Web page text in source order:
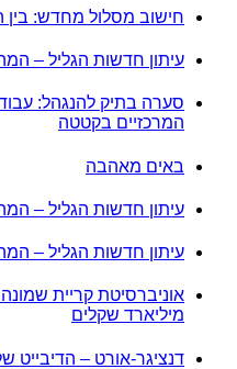
חישוב מסלול מחדש: בין
עיתון חדשות הגליל –
סערה בתיק להנגהל:
המרכזיים בקטטה
באים מאהבה
עיתון חדשות הגליל –
עיתון חדשות הגליל –
אוניברסיטת קריית
מיליארד שקלים
דנציגר-אורט – הדיבייט